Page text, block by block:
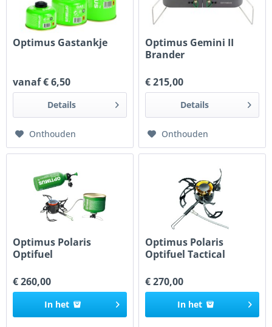
Optimus Gastankje
vanaf € 6,50
Details
Onthouden
Optimus Gemini II
Brander
€ 215,00
Details
Onthouden
Optimus Polaris
Optifuel
€ 260,00
In het
Optimus Polaris
Optifuel Tactical
€ 270,00
In het